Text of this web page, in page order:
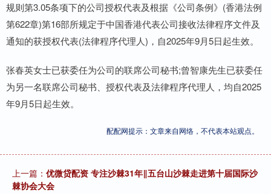
规则第3.05条项下的公司授权代表及根据《公司条例》(香港法例
第622章)第16部所规定于中国香港代表公司接收法律程序文件及
通知的获授权代表(法律程序代理人)，自2025年9月5日起生效。
张春英女士已获委任为公司的联席公司秘书;曾智康先生已获委任
为另一名联席公司秘书、授权代表及法律程序代理人，均自2025
年9月5日起生效。
配配网提示：文章来自网络，不代表本站观点。
上一篇： 优微贷配资 专注沙棘31年‖五台山沙棘走进第十届国际沙
棘协会大会